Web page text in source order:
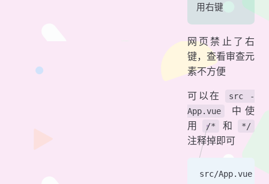
用右键
网页禁止了右
键，查看审查元
素不方便
可以在
src -
App.vue
中使
用
/* 和 */
注释掉即可
src/App.vue